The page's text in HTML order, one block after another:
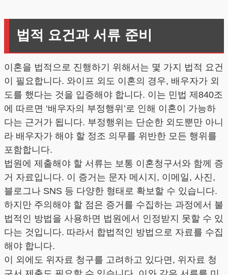
법적 요건과 서류 준비
이혼을 법적으로 진행하기 위해서는 몇 가지 법적 요건
이 필요합니다. 와이프 외도 이혼의 경우, 배우자가 외
도를 했다는 것을 입증해야 합니다. 이는 민법 제840조
에 따르면 ‘배우자의 부정행위’로 인해 이혼이 가능하
다는 근거가 됩니다. 부정행위는 단순한 외도뿐만 아니
라 배우자가 해야 할 정조 의무를 위반한 모든 행위를
포함합니다.
법원에 제출해야 할 서류는 보통 이혼청구서와 함께 증
거 자료입니다. 이 증거는 문자 메시지, 이메일, 사진,
블로그나 SNS 등 다양한 형태로 확보할 수 있습니다.
하지만 주의해야 할 점은 증거를 수집하는 과정에서 불
법적인 방법을 사용하면 법원에서 인정받지 못할 수 있
다는 것입니다. 따라서 합법적인 방법으로 자료를 수집
해야 합니다.
이 외에도 위자료 청구를 고려하고 있다면, 위자료 청